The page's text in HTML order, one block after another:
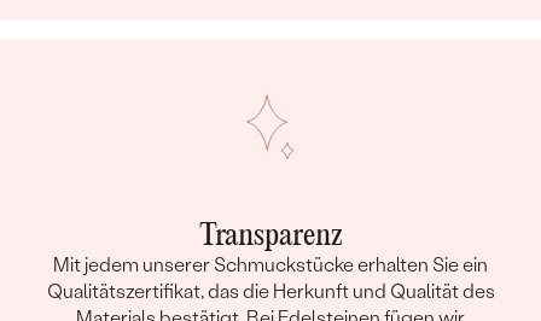
Transparenz
Mit jedem unserer Schmuckstücke erhalten Sie ein
Qualitätszertifikat, das die Herkunft und Qualität des